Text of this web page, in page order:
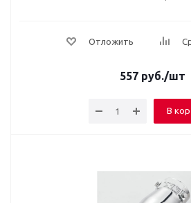
Отложить
557 руб./шт
В